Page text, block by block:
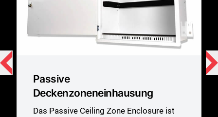
Passive
Deckenzoneneinhausung
Das Passive Ceiling Zone Enclosure ist